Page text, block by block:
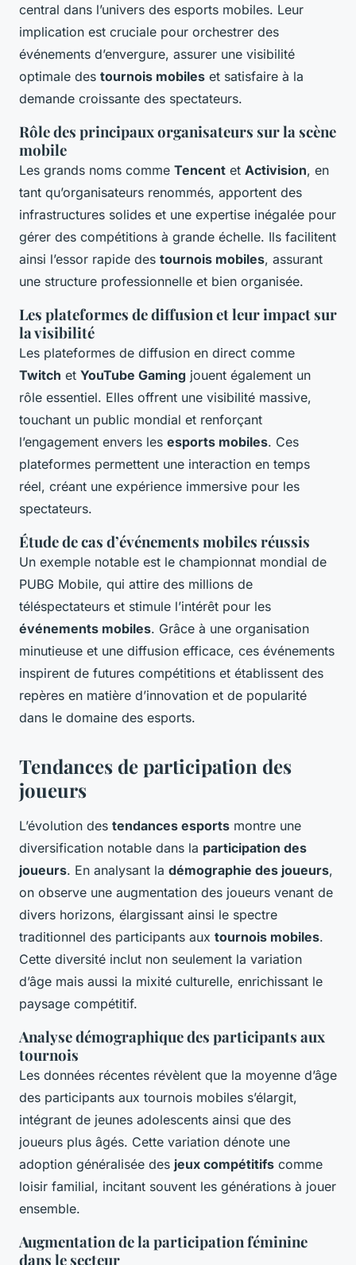
central dans l’univers des esports mobiles. Leur
implication est cruciale pour orchestrer des
événements d’envergure, assurer une visibilité
optimale des tournois mobiles et satisfaire à la
demande croissante des spectateurs.
Rôle des principaux organisateurs sur la scène
mobile
Les grands noms comme Tencent et Activision, en
tant qu’organisateurs renommés, apportent des
infrastructures solides et une expertise inégalée pour
gérer des compétitions à grande échelle. Ils facilitent
ainsi l’essor rapide des tournois mobiles, assurant
une structure professionnelle et bien organisée.
Les plateformes de diffusion et leur impact sur
la visibilité
Les plateformes de diffusion en direct comme
Twitch et YouTube Gaming jouent également un
rôle essentiel. Elles offrent une visibilité massive,
touchant un public mondial et renforçant
l’engagement envers les esports mobiles. Ces
plateformes permettent une interaction en temps
réel, créant une expérience immersive pour les
spectateurs.
Étude de cas d’événements mobiles réussis
Un exemple notable est le championnat mondial de
PUBG Mobile, qui attire des millions de
téléspectateurs et stimule l’intérêt pour les
événements mobiles. Grâce à une organisation
minutieuse et une diffusion efficace, ces événements
inspirent de futures compétitions et établissent des
repères en matière d’innovation et de popularité
dans le domaine des esports.
Tendances de participation des
joueurs
L’évolution des tendances esports montre une
diversification notable dans la participation des
joueurs. En analysant la démographie des joueurs,
on observe une augmentation des joueurs venant de
divers horizons, élargissant ainsi le spectre
traditionnel des participants aux tournois mobiles.
Cette diversité inclut non seulement la variation
d’âge mais aussi la mixité culturelle, enrichissant le
paysage compétitif.
Analyse démographique des participants aux
tournois
Les données récentes révèlent que la moyenne d’âge
des participants aux tournois mobiles s’élargit,
intégrant de jeunes adolescents ainsi que des
joueurs plus âgés. Cette variation dénote une
adoption généralisée des jeux compétitifs comme
loisir familial, incitant souvent les générations à jouer
ensemble.
Augmentation de la participation féminine
dans le secteur